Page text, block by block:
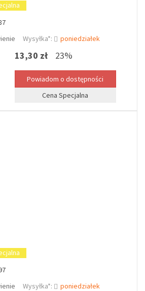
Wysyłka*: poniedziałek
13,30 zł 23%
Cena Specjalna
Wysyłka*: poniedziałek